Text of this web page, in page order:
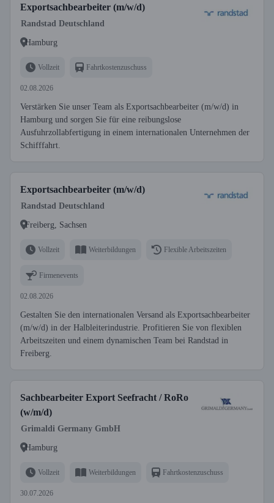
Exportsachbearbeiter (m/w/d)
Randstad Deutschland
Hamburg
Vollzeit Fahrtkostenzuschuss
02.08.2026
Verstärken Sie unser Team als Exportsachbearbeiter (m/w/d) in
Hamburg und sorgen Sie für eine reibungslose
Ausfuhrzollabfertigung in einem internationalen Unternehmen der
Schifffahrt.
Exportsachbearbeiter (m/w/d)
Randstad Deutschland
Freiberg, Sachsen
Vollzeit Weiterbildungen Flexible Arbeitszeiten
Firmenevents
02.08.2026
Gestalten Sie den internationalen Versand als Exportsachbearbeiter
(m/w/d) in der Halbleiterindustrie. Profitieren Sie von flexiblen
Arbeitszeiten und einem dynamischen Team bei Randstad in
Freiberg.
Sachbearbeiter Export Seefracht / RoRo
(w/m/d)
Grimaldi Germany GmbH
Hamburg
Vollzeit Weiterbildungen Fahrtkostenzuschuss
30.07.2026